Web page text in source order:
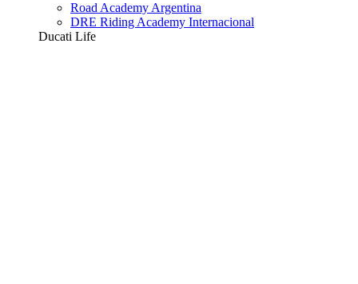
Road Academy Argentina
DRE Riding Academy Internacional
Ducati Life